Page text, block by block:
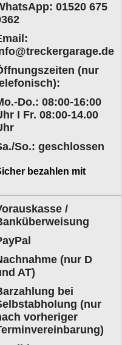
01520 675
(nur
Do.: 08:00-16:00
I Fr. 08:00-14.00
So.: geschlossen
bezahlen mit
/
(nur D
AT)
bei
(nur
vorheriger